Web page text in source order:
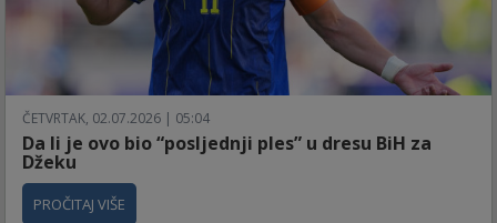
ČETVRTAK, 02.07.2026 | 05:04
Da li je ovo bio “posljednji ples” u dresu BiH za
Džeku
PROČITAJ VIŠE